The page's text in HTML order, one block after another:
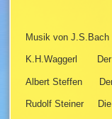
Musik von J.S.Bach
K.H.Waggerl Der
Albert Steffen Der
Rudolf Steiner Die